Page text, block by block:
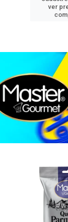
ver